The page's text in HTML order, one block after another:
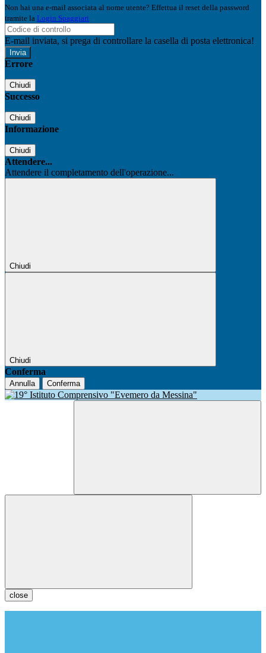
Non hai una e-mail associata al nome utente? Effettua il reset della password
tramite la Login Spaggiari
E-mail inviata, si prega di controllare la casella di posta elettronica!
Errore
Chiudi
Successo
Chiudi
Informazione
Chiudi
Attendere...
Attendere il completamento dell'operazione...
Chiudi
Chiudi
Conferma
Annulla Conferma
close